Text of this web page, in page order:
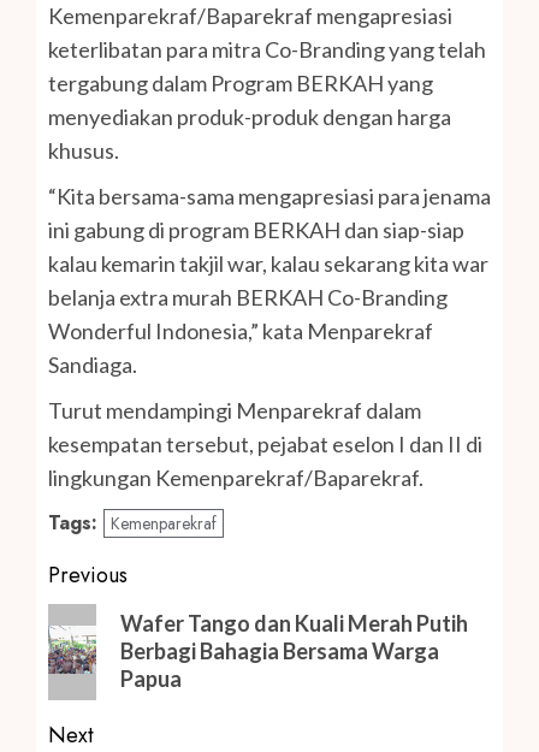
Kemenparekraf/Baparekraf mengapresiasi
keterlibatan para mitra Co-Branding yang telah
tergabung dalam Program BERKAH yang
menyediakan produk-produk dengan harga
khusus.
“Kita bersama-sama mengapresiasi para jenama
ini gabung di program BERKAH dan siap-siap
kalau kemarin takjil war, kalau sekarang kita war
belanja extra murah BERKAH Co-Branding
Wonderful Indonesia,” kata Menparekraf
Sandiaga.
Turut mendampingi Menparekraf dalam
kesempatan tersebut, pejabat eselon I dan II di
lingkungan Kemenparekraf/Baparekraf.
Tags: Kemenparekraf
Post
navigation
Previous
Previous
post:
Wafer Tango dan Kuali Merah Putih
Berbagi Bahagia Bersama Warga
Papua
Next